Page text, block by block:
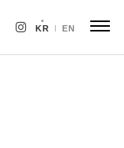
KR EN